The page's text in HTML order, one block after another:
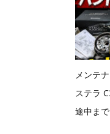
メンテ
ステラ
途中ま